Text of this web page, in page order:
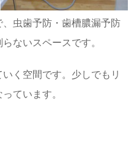
虫歯予防・歯槽膿漏予防
ないスペースです。
く空間です。少しでもリ
ています。